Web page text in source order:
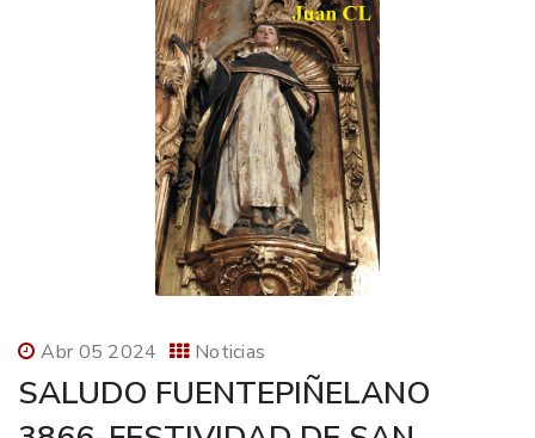
Abr 05 2024 Noticias
SALUDO FUENTEPIÑELANO